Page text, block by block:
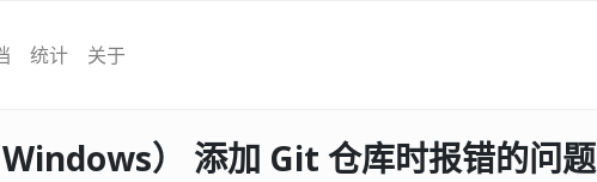
统计 关于
） 添加 Git 仓库时报错的问题